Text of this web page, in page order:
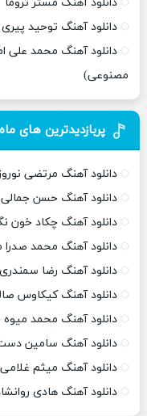
دانلود آهنگ توحید
دانلود آهنگ محمد علی
مصنوعی)
پربازدیدترین های ماه
دانلود آهنگ مرتضی
دانلود آهنگ حسن
دانلود آهنگ چکاد خون
دانلود آهنگ محمد صدرا
دانلود آهنگ رضا
دانلود آهنگ کیکاوس
دانلود آهنگ محمد
دانلود آهنگ سامین
دانلود آهنگ میثم
دانلود آهنگ هادی